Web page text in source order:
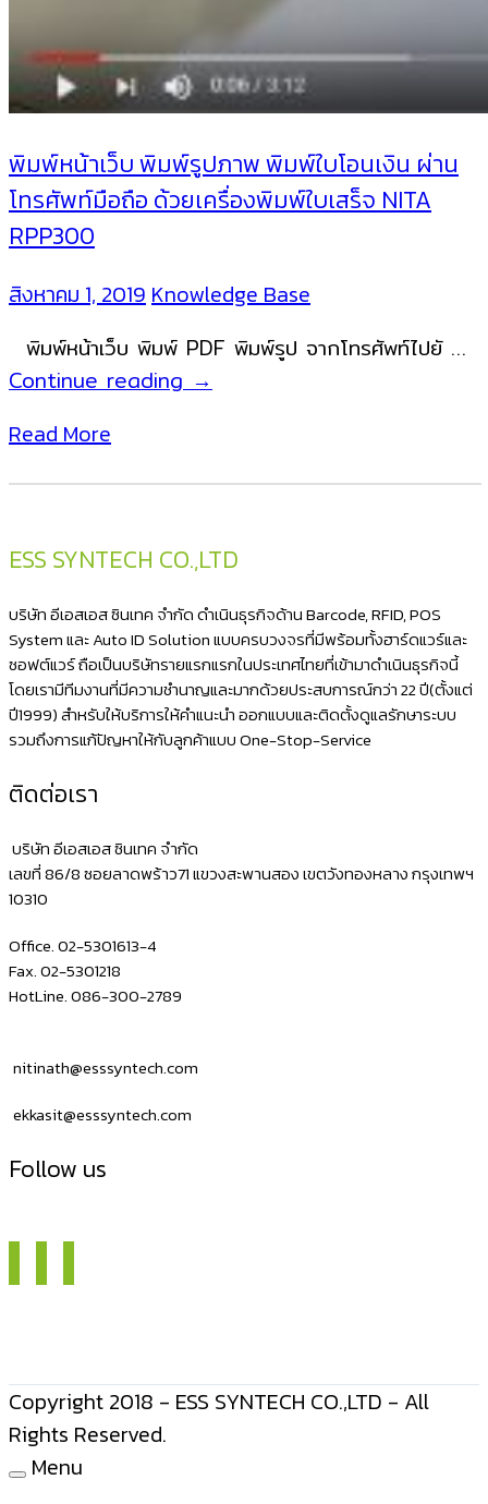
พิมพ์หน้าเว็บ พิมพ์รูปภาพ พิมพ์ใบโอนเงิน ผ่าน
โทรศัพท์มือถือ ด้วยเครื่องพิมพ์ใบเสร็จ NITA
RPP300
สิงหาคม 1, 2019Knowledge Base
พิมพ์หน้าเว็บ พิมพ์ PDF พิมพ์รูป จากโทรศัพท์ไปยั …
Continue readingพิมพ์
พิมพ์
พิมพ์
ใบ
โอน
เงิน
ผ่าน
โทรศัพท์
มือ
เครื่องพิมพ์
ใบ
→
Read More
ESS SYNTECH CO.,LTD
บริษัท อีเอสเอส ซินเทค จำกัด ดำเนินธุรกิจด้าน Barcode, RFID, POS
System และ Auto ID Solution แบบครบวงจรที่มีพร้อมทั้งฮาร์ดแวร์และ
ซอฟต์แวร์ ถือเป็นบริษัทรายแรกแรกในประเทศไทยที่เข้ามาดำเนินธุรกิจนี้
โดยเรามีทีมงานที่มีความชำนาญและมากด้วยประสบการณ์กว่า 22 ปี(ตั้งแต่
ปี1999) สำหรับให้บริการให้คำแนะนำ ออกแบบและติดตั้งดูแลรักษาระบบ
รวมถึงการแก้ปัญหาให้กับลูกค้าแบบ One-Stop-Service
ติดต่อเรา
บริษัท อีเอสเอส ซินเทค จำกัด
เลขที่ 86/8 ซอยลาดพร้าว71 แขวงสะพานสอง เขตวังทองหลาง กรุงเทพฯ
10310
Office. 02-5301613-4
Fax. 02-5301218
HotLine. 086-300-2789
nitinath@esssyntech.com
ekkasit@esssyntech.com
Follow us
Copyright 2018 - ESS SYNTECH CO.,LTD - All
Rights Reserved.
Menu